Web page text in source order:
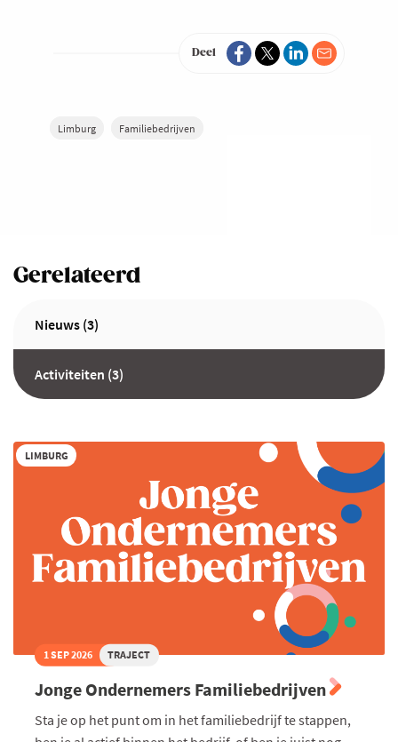
Deel
Limburg Familiebedrijven
Gerelateerd
Nieuws (3)
Activiteiten (3)
LIMBURG
1 SEP 2026 TRAJECT
Jonge Ondernemers Familiebedrijven
Sta je op het punt om in het familiebedrijf te stappen,